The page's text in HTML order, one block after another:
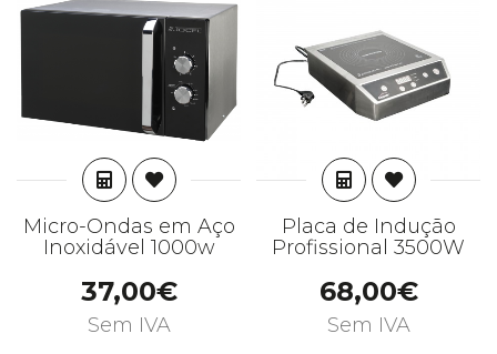
ADICIONAR
Micro-Ondas em Aço
Inoxidável 1000w
37,00€
Sem IVA
ADICIONAR
Placa de Indução
Profissional 3500W
68,00€
Sem IVA